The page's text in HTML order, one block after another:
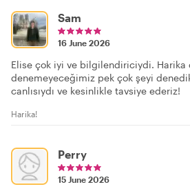
Sam
16 June 2026
Elise çok iyi ve bilgilendiriciydi. Harika
denemeyeceğimiz pek çok şeyi
canlısıydı ve kesinlikle tavsiye ederiz!
Harika!
Perry
15 June 2026